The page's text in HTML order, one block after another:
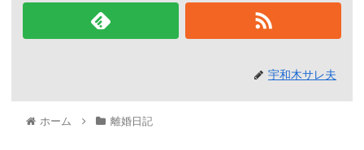
宇和木サレ夫
ホーム 離婚日記